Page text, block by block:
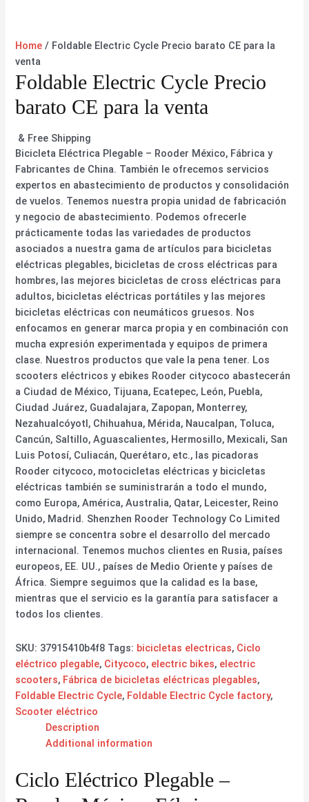
Home / Foldable Electric Cycle Precio barato CE para la
venta
Foldable Electric Cycle Precio
barato CE para la venta
& Free Shipping
Bicicleta Eléctrica Plegable – Rooder México, Fábrica y
Fabricantes de China. También le ofrecemos servicios
expertos en abastecimiento de productos y consolidación
de vuelos. Tenemos nuestra propia unidad de fabricación
y negocio de abastecimiento. Podemos ofrecerle
prácticamente todas las variedades de productos
asociados a nuestra gama de artículos para bicicletas
eléctricas plegables, bicicletas de cross eléctricas para
hombres, las mejores bicicletas de cross eléctricas para
adultos, bicicletas eléctricas portátiles y las mejores
bicicletas eléctricas con neumáticos gruesos. Nos
enfocamos en generar marca propia y en combinación con
mucha expresión experimentada y equipos de primera
clase. Nuestros productos que vale la pena tener. Los
scooters eléctricos y ebikes Rooder citycoco abastecerán
a Ciudad de México, Tijuana, Ecatepec, León, Puebla,
Ciudad Juárez, Guadalajara, Zapopan, Monterrey,
Nezahualcóyotl, Chihuahua, Mérida, Naucalpan, Toluca,
Cancún, Saltillo, Aguascalientes, Hermosillo, Mexicali, San
Luis Potosí, Culiacán, Querétaro, etc., las picadoras
Rooder citycoco, motocicletas eléctricas y bicicletas
eléctricas también se suministrarán a todo el mundo,
como Europa, América, Australia, Qatar, Leicester, Reino
Unido, Madrid. Shenzhen Rooder Technology Co Limited
siempre se concentra sobre el desarrollo del mercado
internacional. Tenemos muchos clientes en Rusia, países
europeos, EE. UU., países de Medio Oriente y países de
África. Siempre seguimos que la calidad es la base,
mientras que el servicio es la garantía para satisfacer a
todos los clientes.
SKU: 37915410b4f8 Tags: bicicletas electricas, Ciclo
eléctrico plegable, Citycoco, electric bikes, electric
scooters, Fábrica de bicicletas eléctricas plegables,
Foldable Electric Cycle, Foldable Electric Cycle factory,
Scooter eléctrico
Description
Additional information
Ciclo Eléctrico Plegable –